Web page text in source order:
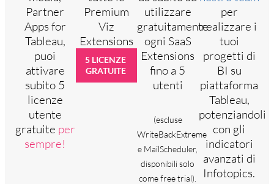
Partner
Apps for
Tableau,
puoi
attivare
subito 5
licenze
utente
gratuite per
sempre!
Premium
Viz
Extensions
5 LICENZE
GRATUITE
utilizzare
gratuitamente
ogni SaaS
Extensions
fino a 5
utenti
(escluse
WriteBackExtreme
e MailScheduler,
disponibili solo
come free trial).
per
realizzare i
tuoi
progetti di
BI su
piattaforma
Tableau,
potenziandoli
con gli
indicatori
avanzati di
Infotopics.